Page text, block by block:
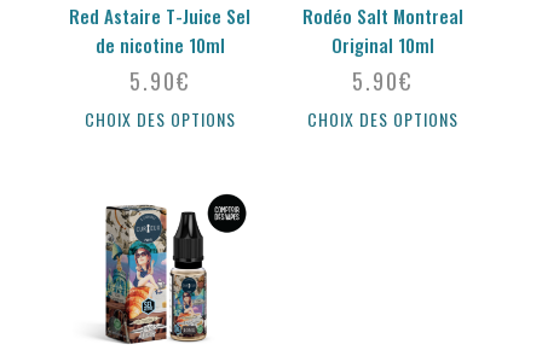
Red Astaire T-Juice Sel
de nicotine 10ml
5.90€
CHOIX DES OPTIONS
Rodéo Salt Montreal
Original 10ml
5.90€
CHOIX DES OPTIONS